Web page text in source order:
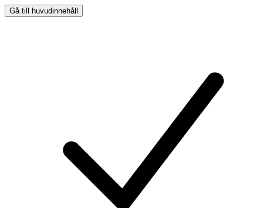
Gå till huvudinnehåll